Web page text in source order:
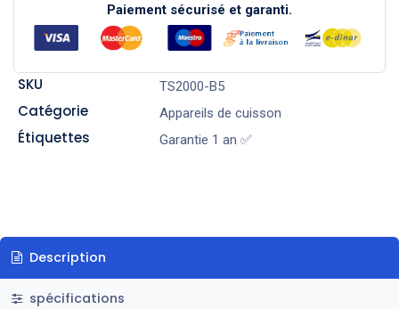
Paiement sécurisé et garanti.
SKU TS2000-B5
Catégorie Appareils de cuisson
Étiquettes Garantie 1 an ✅
Description
spécifications